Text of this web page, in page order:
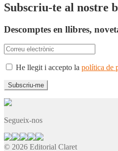
Subscriu-te al nostre
Descomptes en llibres,
He llegit i accepto la política de
Segueix-nos
© 2026 Editorial Claret